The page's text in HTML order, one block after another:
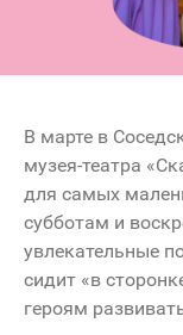
В марте в
музея-театра
для самых
субботам и
увлекательные
сидит «в
героям